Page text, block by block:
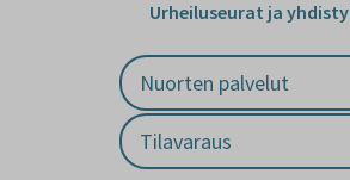
Urheiluseurat ja
Nuorten palvelut
Tilavaraus